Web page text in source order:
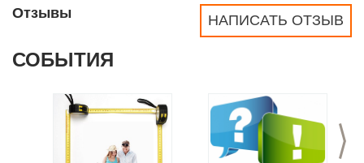
НАПИСАТЬ ОТЗЫВ
Отзывы
СОБЫТИЯ
>